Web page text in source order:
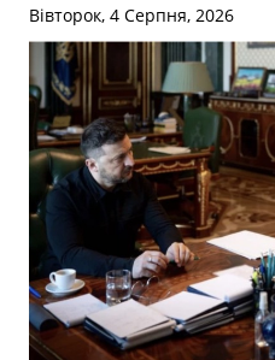
Вівторок, 4 Серпня, 2026